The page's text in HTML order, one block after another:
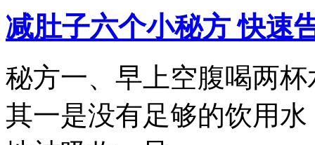
减肚子六个小秘方 快速
秘方一、早上空腹喝两
其一是没有足够的饮用